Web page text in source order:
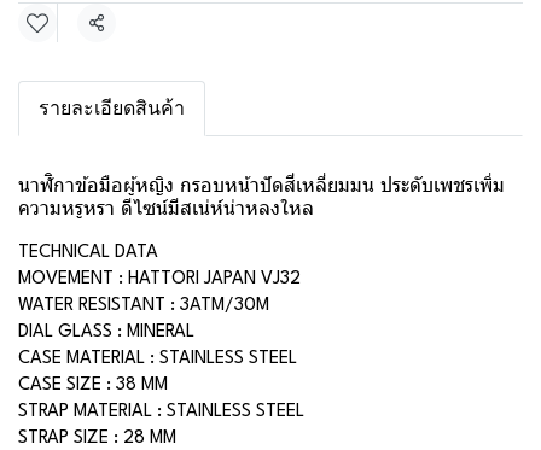
แชร์
รายละเอียดสินค้า
นาฬิกาข้อมือผู้หญิง กรอบหน้าปัดสี่เหลี่ยมมน ประดับเพชรเพิ่ม
ความหรูหรา ดีไซน์มีสเน่ห์น่าหลงใหล
TECHNICAL DATA
MOVEMENT : HATTORI JAPAN VJ32
WATER RESISTANT : 3ATM/30M
DIAL GLASS : MINERAL
CASE MATERIAL : STAINLESS STEEL
CASE SIZE : 38 MM
STRAP MATERIAL : STAINLESS STEEL
STRAP SIZE : 28 MM